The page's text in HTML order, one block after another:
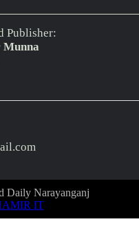
Publisher:
Daily Narayanganj
IT